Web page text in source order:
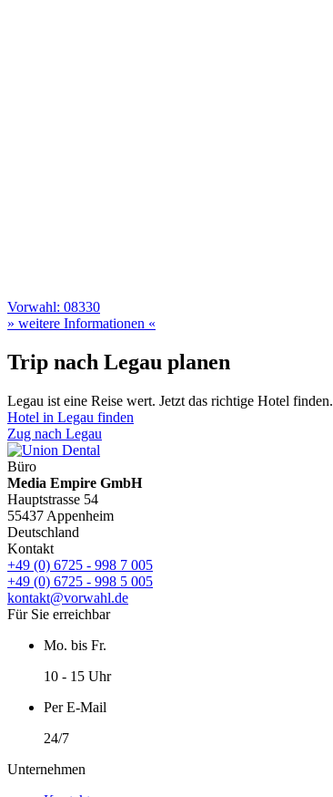
Vorwahl: 08330
» weitere Informationen «
Trip nach Legau planen
Legau ist eine Reise wert. Jetzt das richtige Hotel finden.
Hotel in Legau finden
Zug nach Legau
Büro
Media Empire GmbH
Hauptstrasse 54
55437 Appenheim
Deutschland
Kontakt
+49 (0) 6725 - 998 7 005
+49 (0) 6725 - 998 5 005
kontakt@vorwahl.de
Für Sie erreichbar
Mo. bis Fr.
10 - 15 Uhr
Per E-Mail
24/7
Unternehmen